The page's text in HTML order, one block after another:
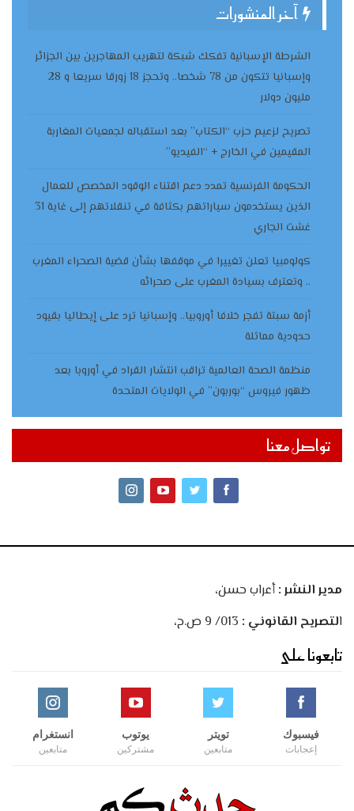
آخر المنشورات
الشرطة الإسبانية تفكك شبكة لتهريب المهاجرين بين الجزائر
وإسبانيا تتكون من 78 شخصا.. وتحجز 18 زورقا سريعا و 28
مليون دولار
تصريح لزعيم حزب “الكتاب” بعد استقباله لجمعيات المغاربة
المقيمين في الخارج + “الفيديو”
الحكومة الفرنسية تمدد دعم اقتناء الوقود المخصص للعمال
الذين يستخدمون سياراتهم بكثافة في تنقلاتهم إلى غاية 31
غشت الجاري
كولومبيا تعلن تغييرا في موقفها بشأن قضية الصحراء المغرب
.. وتعترف بسيادة المغرب على صحرائه
أزمة سبتة تفجر خلافا أوروبيا.. وإسبانيا ترد على إيطاليا بقيود
حدودية مماثلة
منظمة الصحة العالمية تراقب انتشار القراد في أوروبا بعد
ظهور فيروس “بوربون” في الولايات المتحدة
تواصل معنا
مدير النشر :أعراب حسن،
التصريح القانوني :
تابعونا على
فيسبوك
إعجابات
تويتر
متابعين
يوتوب
مشتركين
انستغرام
متابعين